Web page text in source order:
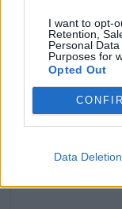
I want to opt-
Retention,
Personal
Purposes for
Opted Out
Data Deletion
Laisser un
Votre adresse e-
obligatoires sont
COMMENTAIRE*